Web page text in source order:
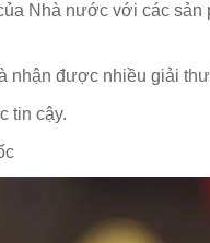
Nhà nước với các
nhận được nhiều giải
tin cậy.